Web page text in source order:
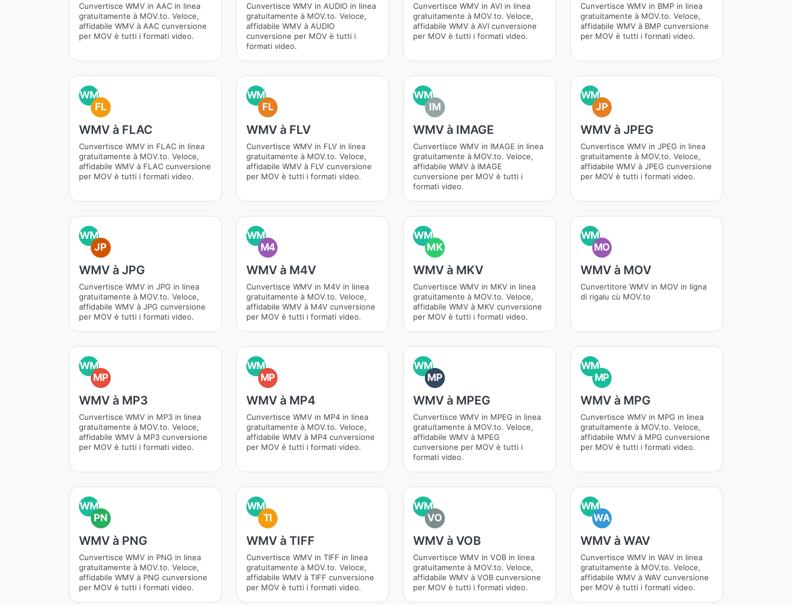
Cunvertisce WMV in AAC in linea
gratuitamente à MOV.to. Veloce,
affidabile WMV à AAC cunversione
per MOV è tutti i formati video.
Cunvertisce WMV in AUDIO in linea
gratuitamente à MOV.to. Veloce,
affidabile WMV à AUDIO
cunversione per MOV è tutti i
formati video.
Cunvertisce WMV in AVI in linea
gratuitamente à MOV.to. Veloce,
affidabile WMV à AVI cunversione
per MOV è tutti i formati video.
Cunvertisce WMV in BMP in linea
gratuitamente à MOV.to. Veloce,
affidabile WMV à BMP cunversione
per MOV è tutti i formati video.
WM
FL
WMV à FLAC
Cunvertisce WMV in FLAC in linea
gratuitamente à MOV.to. Veloce,
affidabile WMV à FLAC cunversione
per MOV è tutti i formati video.
WM
FL
WMV à FLV
Cunvertisce WMV in FLV in linea
gratuitamente à MOV.to. Veloce,
affidabile WMV à FLV cunversione
per MOV è tutti i formati video.
WM
IM
WMV à IMAGE
Cunvertisce WMV in IMAGE in linea
gratuitamente à MOV.to. Veloce,
affidabile WMV à IMAGE
cunversione per MOV è tutti i
formati video.
WM
JP
WMV à JPEG
Cunvertisce WMV in JPEG in linea
gratuitamente à MOV.to. Veloce,
affidabile WMV à JPEG cunversione
per MOV è tutti i formati video.
WM
JP
WMV à JPG
Cunvertisce WMV in JPG in linea
gratuitamente à MOV.to. Veloce,
affidabile WMV à JPG cunversione
per MOV è tutti i formati video.
WM
M4
WMV à M4V
Cunvertisce WMV in M4V in linea
gratuitamente à MOV.to. Veloce,
affidabile WMV à M4V cunversione
per MOV è tutti i formati video.
WM
MK
WMV à MKV
Cunvertisce WMV in MKV in linea
gratuitamente à MOV.to. Veloce,
affidabile WMV à MKV cunversione
per MOV è tutti i formati video.
WM
MO
WMV à MOV
Cunvertitore WMV in MOV in ligna
di rigalu cù MOV.to
WM
MP
WMV à MP3
Cunvertisce WMV in MP3 in linea
gratuitamente à MOV.to. Veloce,
affidabile WMV à MP3 cunversione
per MOV è tutti i formati video.
WM
MP
WMV à MP4
Cunvertisce WMV in MP4 in linea
gratuitamente à MOV.to. Veloce,
affidabile WMV à MP4 cunversione
per MOV è tutti i formati video.
WM
MP
WMV à MPEG
Cunvertisce WMV in MPEG in linea
gratuitamente à MOV.to. Veloce,
affidabile WMV à MPEG
cunversione per MOV è tutti i
formati video.
WM
MP
WMV à MPG
Cunvertisce WMV in MPG in linea
gratuitamente à MOV.to. Veloce,
affidabile WMV à MPG cunversione
per MOV è tutti i formati video.
WM
PN
WMV à PNG
Cunvertisce WMV in PNG in linea
gratuitamente à MOV.to. Veloce,
affidabile WMV à PNG cunversione
per MOV è tutti i formati video.
WM
TI
WMV à TIFF
Cunvertisce WMV in TIFF in linea
gratuitamente à MOV.to. Veloce,
affidabile WMV à TIFF cunversione
per MOV è tutti i formati video.
WM
VO
WMV à VOB
Cunvertisce WMV in VOB in linea
gratuitamente à MOV.to. Veloce,
affidabile WMV à VOB cunversione
per MOV è tutti i formati video.
WM
WA
WMV à WAV
Cunvertisce WMV in WAV in linea
gratuitamente à MOV.to. Veloce,
affidabile WMV à WAV cunversione
per MOV è tutti i formati video.